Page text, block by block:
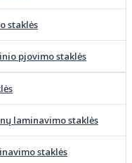
staklės
pjovimo staklės
laminavimo staklės
staklės